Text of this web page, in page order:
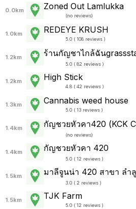
0.0km Zoned Out Lamlukka
(no reviews)
1.0km REDEYE KRUSH
5.0 ( 108 reviews )
1.2km ร้านกัญชาไกล้ฉัน
5.0 ( 82 reviews )
1.2km High Stick
4.8 ( 42 reviews )
1.3km Cannabis weed house
5.0 ( 13 reviews )
1.4km กัญชวยหัวคา420 (KCK
(no reviews)
1.4km กัญชวยหัวคา 420
5.0 ( 12 reviews )
1.5km มาลีจูนน่า 420 สาขา ลำ
3.0 ( 2 reviews )
1.5km TJK Farm
5.0 ( 12 reviews )